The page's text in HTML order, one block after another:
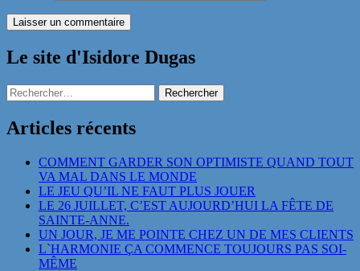
Le site d'Isidore Dugas
Rechercher :
Articles récents
COMMENT GARDER SON OPTIMISTE QUAND TOUT
VA MAL DANS LE MONDE
LE JEU QU’IL NE FAUT PLUS JOUER
LE 26 JUILLET, C’EST AUJOURD’HUI LA FÊTE DE
SAINTE-ANNE.
UN JOUR, JE ME POINTE CHEZ UN DE MES CLIENTS
L`HARMONIE ÇA COMMENCE TOUJOURS PAS SOI-
MÊME